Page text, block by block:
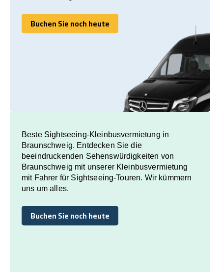
Buchen Sie noch heute
Buchen Sie noch heute
Beste Sightseeing-Kleinbusvermietung in
Braunschweig. Entdecken Sie die
beeindruckenden Sehenswürdigkeiten von
Braunschweig mit unserer Kleinbusvermietung
mit Fahrer für Sightseeing-Touren. Wir kümmern
uns um alles.
Buchen Sie noch heute
Buchen Sie noch heute